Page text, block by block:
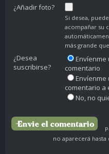
¿Añadir foto?
Si desea,
acompañar su
más grande
¿Desea
suscribirse?
Envíenme
comentario
Envíenme
comentario a
No, no
no aparecerá hasta